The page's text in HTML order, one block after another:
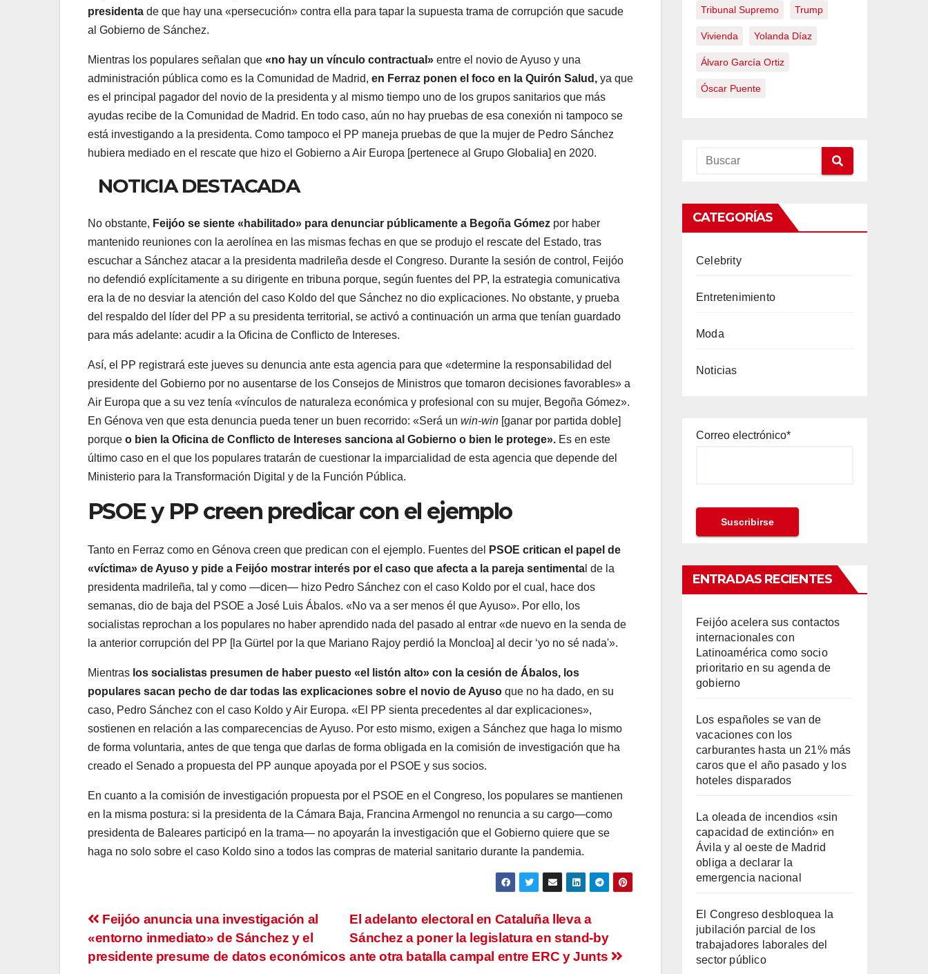
presidenta de que hay una «persecución» contra ella para tapar la supuesta trama de corrupción que sacude
al Gobierno de Sánchez.
Mientras los populares señalan que «no hay un vínculo contractual» entre el novio de Ayuso y una
administración pública como es la Comunidad de Madrid, en Ferraz ponen el foco en la Quirón Salud, ya que
es el principal pagador del novio de la presidenta y al mismo tiempo uno de los grupos sanitarios que más
ayudas recibe de la Comunidad de Madrid. En todo caso, aún no hay pruebas de esa conexión ni tampoco se
está investigando a la presidenta. Como tampoco el PP maneja pruebas de que la mujer de Pedro Sánchez
hubiera mediado en el rescate que hizo el Gobierno a Air Europa [pertenece al Grupo Globalia] en 2020.
NOTICIA DESTACADA
No obstante, Feijóo se siente «habilitado» para denunciar públicamente a Begoña Gómez por haber
mantenido reuniones con la aerolínea en las mismas fechas en que se produjo el rescate del Estado, tras
escuchar a Sánchez atacar a la presidenta madrileña desde el Congreso. Durante la sesión de control, Feijóo
no defendió explícitamente a su dirigente en tribuna porque, según fuentes del PP, la estrategia comunicativa
era la de no desviar la atención del caso Koldo del que Sánchez no dio explicaciones. No obstante, y prueba
del respaldo del líder del PP a su presidenta territorial, se activó a continuación un arma que tenían guardado
para más adelante: acudir a la Oficina de Conflicto de Intereses.
Así, el PP registrará este jueves su denuncia ante esta agencia para que «determine la responsabilidad del
presidente del Gobierno por no ausentarse de los Consejos de Ministros que tomaron decisiones favorables» a
Air Europa que a su vez tenía «vínculos de naturaleza económica y profesional con su mujer, Begoña Gómez».
En Génova ven que esta denuncia pueda tener un buen recorrido: «Será un win-win [ganar por partida doble]
porque o bien la Oficina de Conflicto de Intereses sanciona al Gobierno o bien le protege». Es en este
último caso en el que los populares tratarán de cuestionar la imparcialidad de esta agencia que depende del
Ministerio para la Transformación Digital y de la Función Pública.
PSOE y PP creen predicar con el ejemplo
Tanto en Ferraz como en Génova creen que predican con el ejemplo. Fuentes del
PSOE critican el papel de
«víctima» de Ayuso y pide a Feijóo mostrar interés por el caso que afecta a la pareja sentimenta l de la
presidenta madrileña, tal y como —dicen— hizo Pedro Sánchez con el caso Koldo por el cual, hace dos
semanas, dio de baja del PSOE a José Luis Ábalos. «No va a ser menos él que Ayuso». Por ello, los
socialistas reprochan a los populares no haber aprendido nada del pasado al entrar «de nuevo en la senda de
la anterior corrupción del PP [la Gürtel por la que Mariano Rajoy perdió la Moncloa] al decir ‘yo no sé nada'».
Mientras los socialistas presumen de haber puesto «el listón alto» con la cesión de Ábalos, los
populares sacan pecho de dar todas las explicaciones sobre el novio de Ayuso que no ha dado, en su
caso, Pedro Sánchez con el caso Koldo y Air Europa. «El PP sienta precedentes al dar explicaciones»,
sostienen en relación a las comparecencias de Ayuso. Por esto mismo, exigen a Sánchez que haga lo mismo
de forma voluntaria, antes de que tenga que darlas de forma obligada en la comisión de investigación que ha
creado el Senado a propuesta del PP aunque apoyada por el PSOE y sus socios.
En cuanto a la comisión de investigación propuesta por el PSOE en el Congreso, los populares se mantienen
en la misma postura: si la presidenta de la Cámara Baja, Francina Armengol no renuncia a su cargo—como
presidenta de Baleares participó en la trama— no apoyarán la investigación que el Gobierno quiere que se
haga no solo sobre el caso Koldo sino a todos las compras de material sanitario durante la pandemia.
Navegación
de
El adelanto electoral en Cataluña lleva a
Sánchez a poner la legislatura en stand-by
ante otra batalla campal entre ERC y Junts
Feijóo anuncia una investigación al
«entorno inmediato» de Sánchez y el
presidente presume de datos económicos
Tribunal Supremo Trump
Vivienda Yolanda Díaz
Álvaro García Ortiz
Óscar Puente
CATEGORÍAS
Celebrity
Entretenimiento
Moda
Noticias
Correo electrónico*
ENTRADAS RECIENTES
Feijóo acelera sus contactos
internacionales con
Latinoamérica como socio
prioritario en su agenda de
gobierno
Los españoles se van de
vacaciones con los
carburantes hasta un 21% más
caros que el año pasado y los
hoteles disparados
La oleada de incendios «sin
capacidad de extinción» en
Ávila y al oeste de Madrid
obliga a declarar la
emergencia nacional
El Congreso desbloquea la
jubilación parcial de los
trabajadores laborales del
sector público